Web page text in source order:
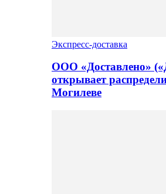
Экспресс-доставка
ООО «Доставлено»
открывает
Могилеве